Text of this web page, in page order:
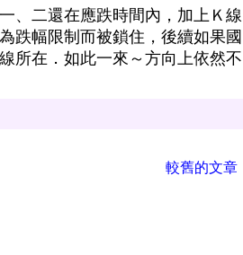
、二還在應跌時間內，加上Ｋ線
跌幅限制而被鎖住，後續如果國
所在．如此一來～方向上依然不
較舊的文章